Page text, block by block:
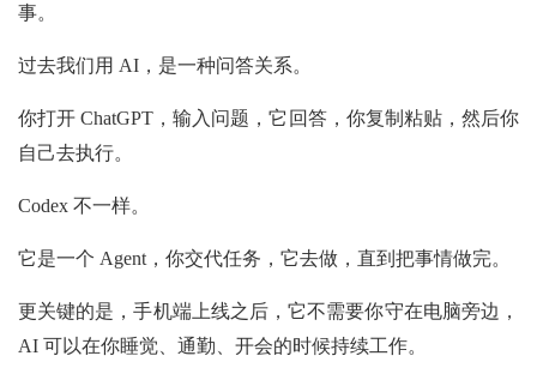
事。
过去我们用 AI，是一种问答关系。
你打开 ChatGPT，输入问题，它回答，你复制粘贴，然后你
自己去执行。
Codex 不一样。
它是一个 Agent，你交代任务，它去做，直到把事情做完。
更关键的是，手机端上线之后，它不需要你守在电脑旁边，
AI 可以在你睡觉、通勤、开会的时候持续工作。